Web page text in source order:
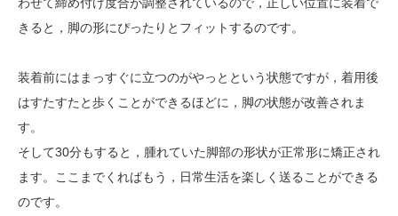
きると，脚の形にぴったりとフィットするのです。
装着前にはまっすぐに立つのがやっとという状態ですが，着用後
はすたすたと歩くことができるほどに，脚の状態が改善されま
す。
そして30分もすると，腫れていた脚部の形状が正常形に矯正され
ます。ここまでくればもう，日常生活を楽しく送ることができる
のです。